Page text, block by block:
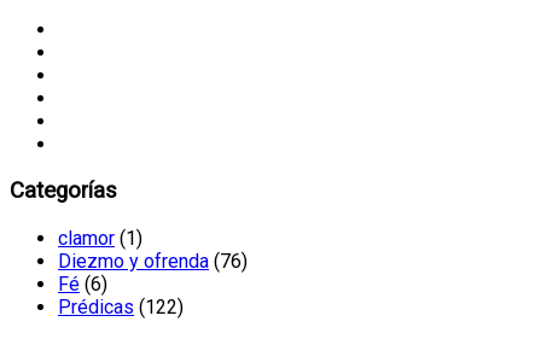
Categorías
clamor (1)
Diezmo y ofrenda (76)
Fé (6)
Prédicas (122)